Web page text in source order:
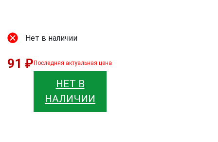
Нет в наличии
91 ₽ Последняя актуальная цена
НЕТ В
НАЛИЧИИ